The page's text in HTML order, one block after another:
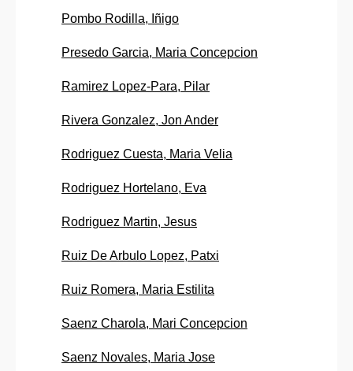
Pombo Rodilla, Iñigo
Presedo Garcia, Maria Concepcion
Ramirez Lopez-Para, Pilar
Rivera Gonzalez, Jon Ander
Rodriguez Cuesta, Maria Velia
Rodriguez Hortelano, Eva
Rodriguez Martin, Jesus
Ruiz De Arbulo Lopez, Patxi
Ruiz Romera, Maria Estilita
Saenz Charola, Mari Concepcion
Saenz Novales, Maria Jose